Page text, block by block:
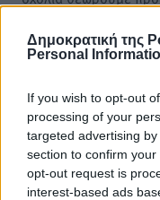
Δημοκρατική της
Personal
If you wish to opt-out
processing of your
targeted advertising
section to confirm
opt-out request is
interest-based ads
όρους χρήσης
Προσθέστε ένα
Το E-mail δεν θα
Πρέπει να